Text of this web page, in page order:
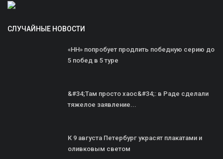
СЛУЧАЙНЫЕ НОВОСТИ
«НН» попробует продлить победную серию до
5 побед в 5 туре
&#34;Там просто хаос&#34;: в Раде сделали
тяжелое заявление...
К 9 августа Петербург украсят плакатами и
оливковым светом